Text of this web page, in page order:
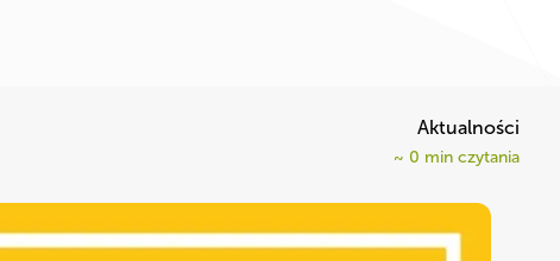
Aktualności
~ 0 min czytania